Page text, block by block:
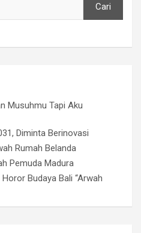
Cari
Musuhmu Tapi Aku
Diminta Berinovasi
Rumah Belanda
Pemuda Madura
Budaya Bali “Arwah